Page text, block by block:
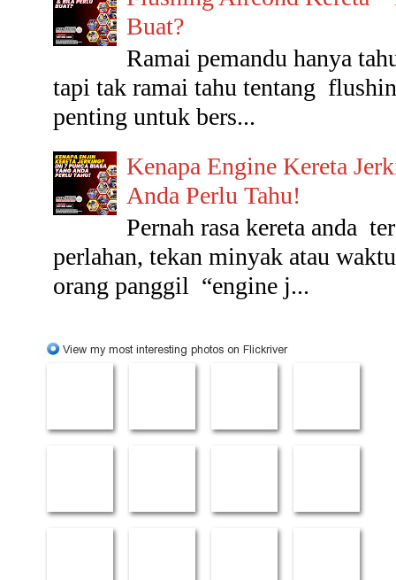
Buat?
Ramai pemandu hanya
tapi tak ramai tahu tentang
penting untuk bers...
Kenapa Engine Kereta
Anda Perlu Tahu!
Pernah rasa kereta anda
perlahan, tekan minyak atau
orang panggil “engine j...